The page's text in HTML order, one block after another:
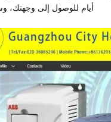
أيام للوصول إلى وجهتك،